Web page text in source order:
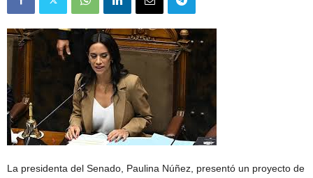
La presidenta del Senado, Paulina Núñez, presentó un proyecto de